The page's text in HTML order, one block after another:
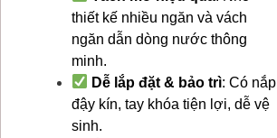
thiết kế nhiều ngăn và vách
ngăn dẫn dòng nước thông
minh.
Dễ lắp đặt & bảo trì: Có nắp
đậy kín, tay khóa tiện lợi, dễ vệ
sinh.